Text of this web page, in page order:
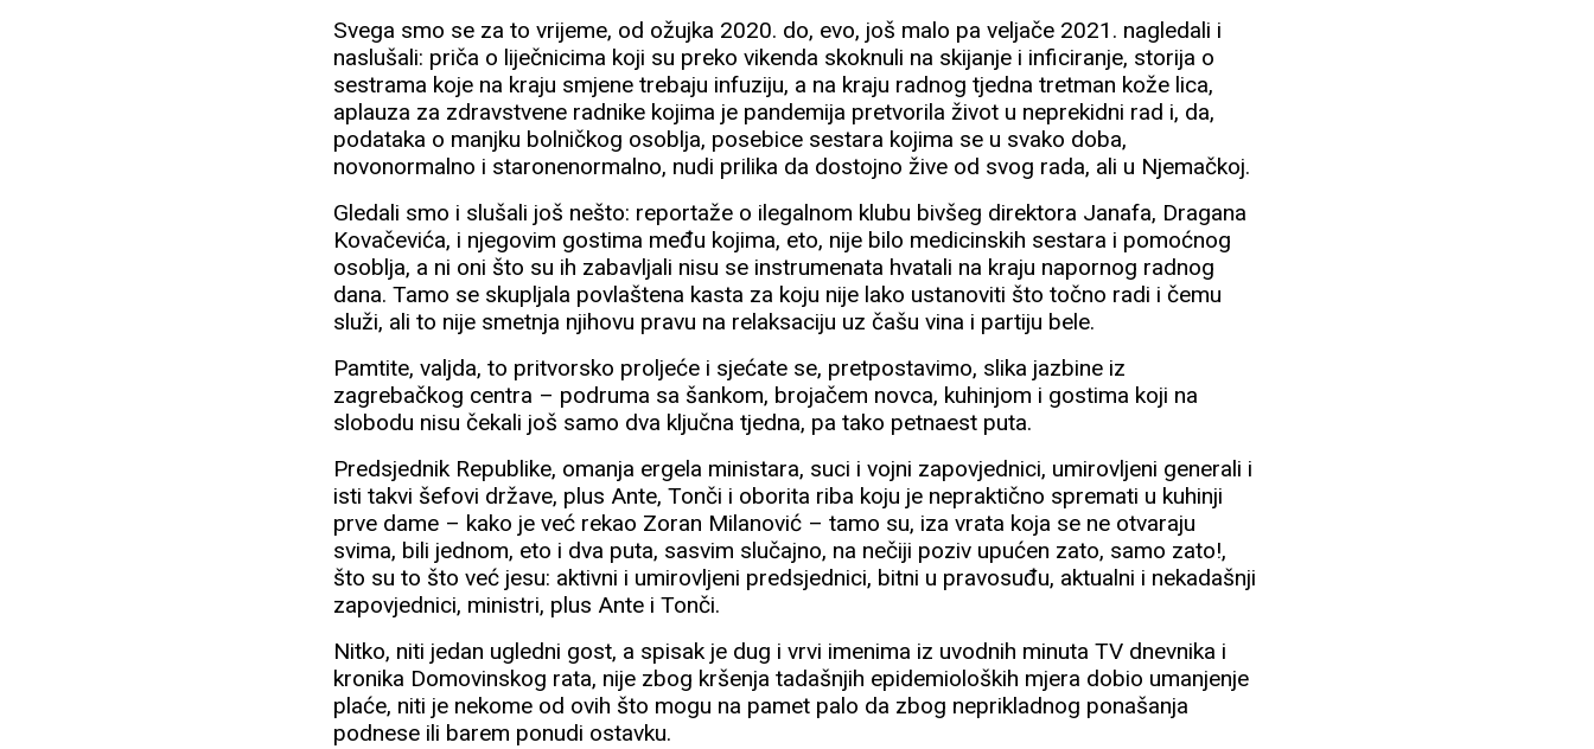
Svega smo se za to vrijeme, od ožujka 2020. do, evo, još malo pa veljače 2021. nagledali i
naslušali: priča o liječnicima koji su preko vikenda skoknuli na skijanje i inficiranje, storija o
sestrama koje na kraju smjene trebaju infuziju, a na kraju radnog tjedna tretman kože lica,
aplauza za zdravstvene radnike kojima je pandemija pretvorila život u neprekidni rad i, da,
podataka o manjku bolničkog osoblja, posebice sestara kojima se u svako doba,
novonormalno i staronenormalno, nudi prilika da dostojno žive od svog rada, ali u Njemačkoj.
Gledali smo i slušali još nešto: reportaže o ilegalnom klubu bivšeg direktora Janafa, Dragana
Kovačevića, i njegovim gostima među kojima, eto, nije bilo medicinskih sestara i pomoćnog
osoblja, a ni oni što su ih zabavljali nisu se instrumenata hvatali na kraju napornog radnog
dana. Tamo se skupljala povlaštena kasta za koju nije lako ustanoviti što točno radi i čemu
služi, ali to nije smetnja njihovu pravu na relaksaciju uz čašu vina i partiju bele.
Pamtite, valjda, to pritvorsko proljeće i sjećate se, pretpostavimo, slika jazbine iz
zagrebačkog centra – podruma sa šankom, brojačem novca, kuhinjom i gostima koji na
slobodu nisu čekali još samo dva ključna tjedna, pa tako petnaest puta.
Predsjednik Republike, omanja ergela ministara, suci i vojni zapovjednici, umirovljeni generali i
isti takvi šefovi države, plus Ante, Tonči i oborita riba koju je nepraktično spremati u kuhinji
prve dame – kako je već rekao Zoran Milanović – tamo su, iza vrata koja se ne otvaraju
svima, bili jednom, eto i dva puta, sasvim slučajno, na nečiji poziv upućen zato, samo zato!,
što su to što već jesu: aktivni i umirovljeni predsjednici, bitni u pravosuđu, aktualni i nekadašnji
zapovjednici, ministri, plus Ante i Tonči.
Nitko, niti jedan ugledni gost, a spisak je dug i vrvi imenima iz uvodnih minuta TV dnevnika i
kronika Domovinskog rata, nije zbog kršenja tadašnjih epidemioloških mjera dobio umanjenje
plaće, niti je nekome od ovih što mogu na pamet palo da zbog neprikladnog ponašanja
podnese ili barem ponudi ostavku.